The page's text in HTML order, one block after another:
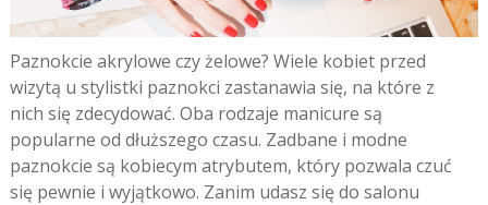
Paznokcie akrylowe czy żelowe? Wiele kobiet przed
wizytą u stylistki paznokci zastanawia się, na które z
nich się zdecydować. Oba rodzaje manicure są
popularne od dłuższego czasu. Zadbane i modne
paznokcie są kobiecym atrybutem, który pozwala czuć
się pewnie i wyjątkowo. Zanim udasz się do salonu